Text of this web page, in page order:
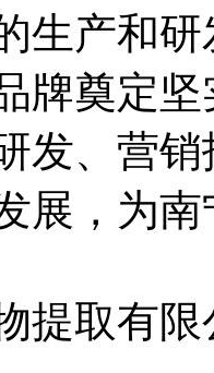
生产和
牌奠定
发、营
展，为
提取有限